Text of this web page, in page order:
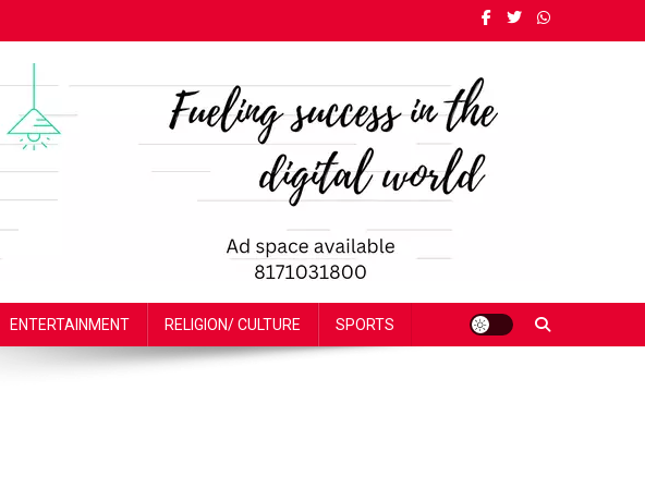
ENTERTAINMENT RELIGION/ CULTURE SPORTS